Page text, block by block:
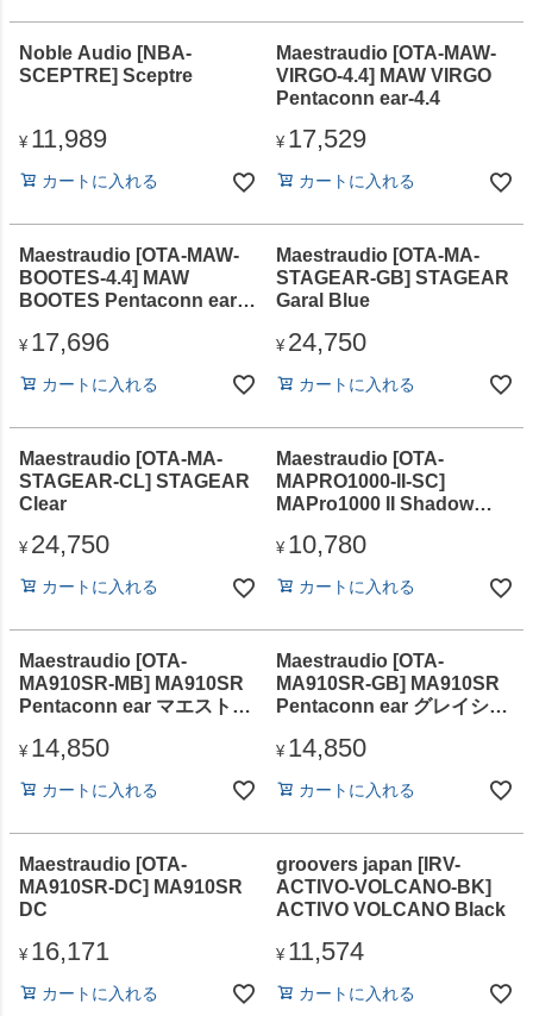
Noble Audio [NBA-
SCEPTRE] Sceptre
¥ 11,989
カートに入れる
Maestraudio [OTA-MAW-
VIRGO-4.4] MAW VIRGO
Pentaconn ear-4.4
¥ 17,529
カートに入れる
Maestraudio [OTA-MAW-
BOOTES-4.4] MAW
BOOTES Pentaconn ear-
¥ 17,696
カートに入れる
Maestraudio [OTA-MA-
STAGEAR-GB] STAGEAR
Garal Blue
¥ 24,750
カートに入れる
Maestraudio [OTA-MA-
STAGEAR-CL] STAGEAR
Clear
¥ 24,750
カートに入れる
Maestraudio [OTA-
MAPRO1000-II-SC]
MAPro1000 II Shadow
¥ 10,780
カートに入れる
Maestraudio [OTA-
MA910SR-MB] MA910SR
Pentaconn ear マエストロ
¥ 14,850
カートに入れる
Maestraudio [OTA-
MA910SR-GB] MA910SR
Pentaconn ear グレイシア
¥ 14,850
カートに入れる
Maestraudio [OTA-
MA910SR-DC] MA910SR
DC
¥ 16,171
カートに入れる
groovers japan [IRV-
ACTIVO-VOLCANO-BK]
ACTIVO VOLCANO Black
¥ 11,574
カートに入れる